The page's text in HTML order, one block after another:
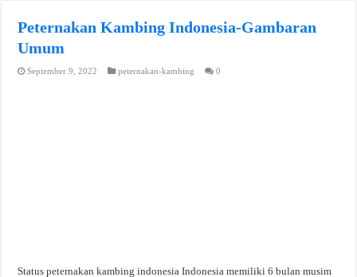
Peternakan Kambing Indonesia-Gambaran
Umum
September 9, 2022 peternakan-kambing 0
Status peternakan kambing indonesia Indonesia memiliki 6 bulan musim